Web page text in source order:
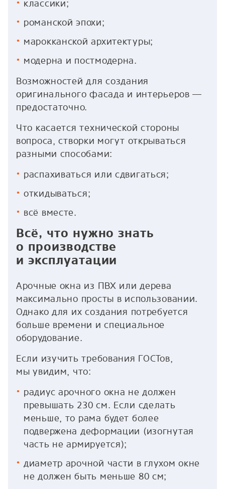
классики;
романской эпохи;
марокканской архитектуры;
модерна и постмодерна.
Возможностей для создания
оригинального фасада и интерьеров —
предостаточно.
Что касается технической стороны
вопроса, створки могут открываться
разными способами:
распахиваться или сдвигаться;
откидываться;
всё вместе.
Всё, что нужно знать
о производстве
и эксплуатации
Арочные окна из ПВХ или дерева
максимально просты в использовании.
Однако для их создания потребуется
больше времени и специальное
оборудование.
Если изучить требования ГОСТов,
мы увидим, что:
радиус арочного окна не должен
превышать 230 см. Если сделать
меньше, то рама будет более
подвержена деформации (изогнутая
часть не армируется);
диаметр арочной части в глухом окне
не должен быть меньше 80 см;